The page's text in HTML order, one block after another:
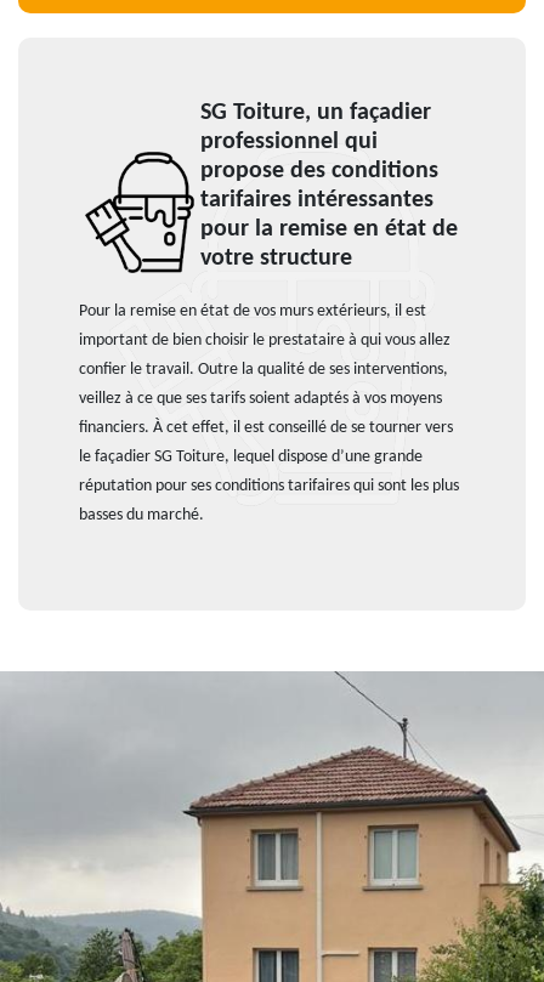
SG Toiture, un façadier
professionnel qui
propose des conditions
tarifaires intéressantes
pour la remise en état de
votre structure
Pour la remise en état de vos murs extérieurs, il est
important de bien choisir le prestataire à qui vous allez
confier le travail. Outre la qualité de ses interventions,
veillez à ce que ses tarifs soient adaptés à vos moyens
financiers. À cet effet, il est conseillé de se tourner vers
le façadier SG Toiture, lequel dispose d’une grande
réputation pour ses conditions tarifaires qui sont les plus
basses du marché.